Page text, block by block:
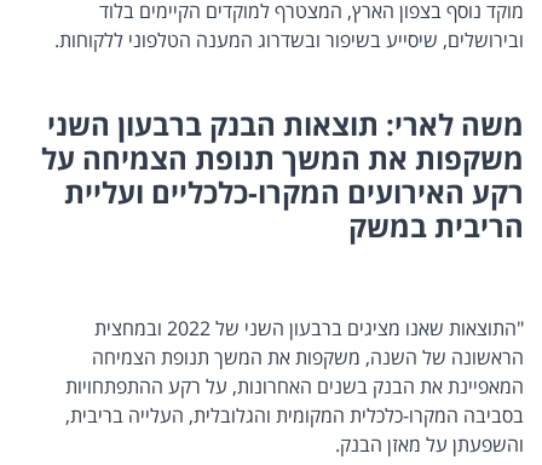
מוקד נוסף בצפון הארץ, המצטרף למוקדים הקיימים בלוד
ובירושלים, שיסייע בשיפור ובשדרוג המענה הטלפוני ללקוחות.
משה לארי: תוצאות הבנק ברבעון השני
משקפות את המשך תנופת הצמיחה על
רקע האירועים המקרו-כלכליים ועליית
הריבית במשק
"התוצאות שאנו מציגים ברבעון השני של 2022 ובמחצית
הראשונה של השנה, משקפות את המשך תנופת הצמיחה
המאפיינת את הבנק בשנים האחרונות, על רקע ההתפתחויות
בסביבה המקרו-כלכלית המקומית והגלובלית, העלייה בריבית,
והשפעתן על מאזן הבנק.